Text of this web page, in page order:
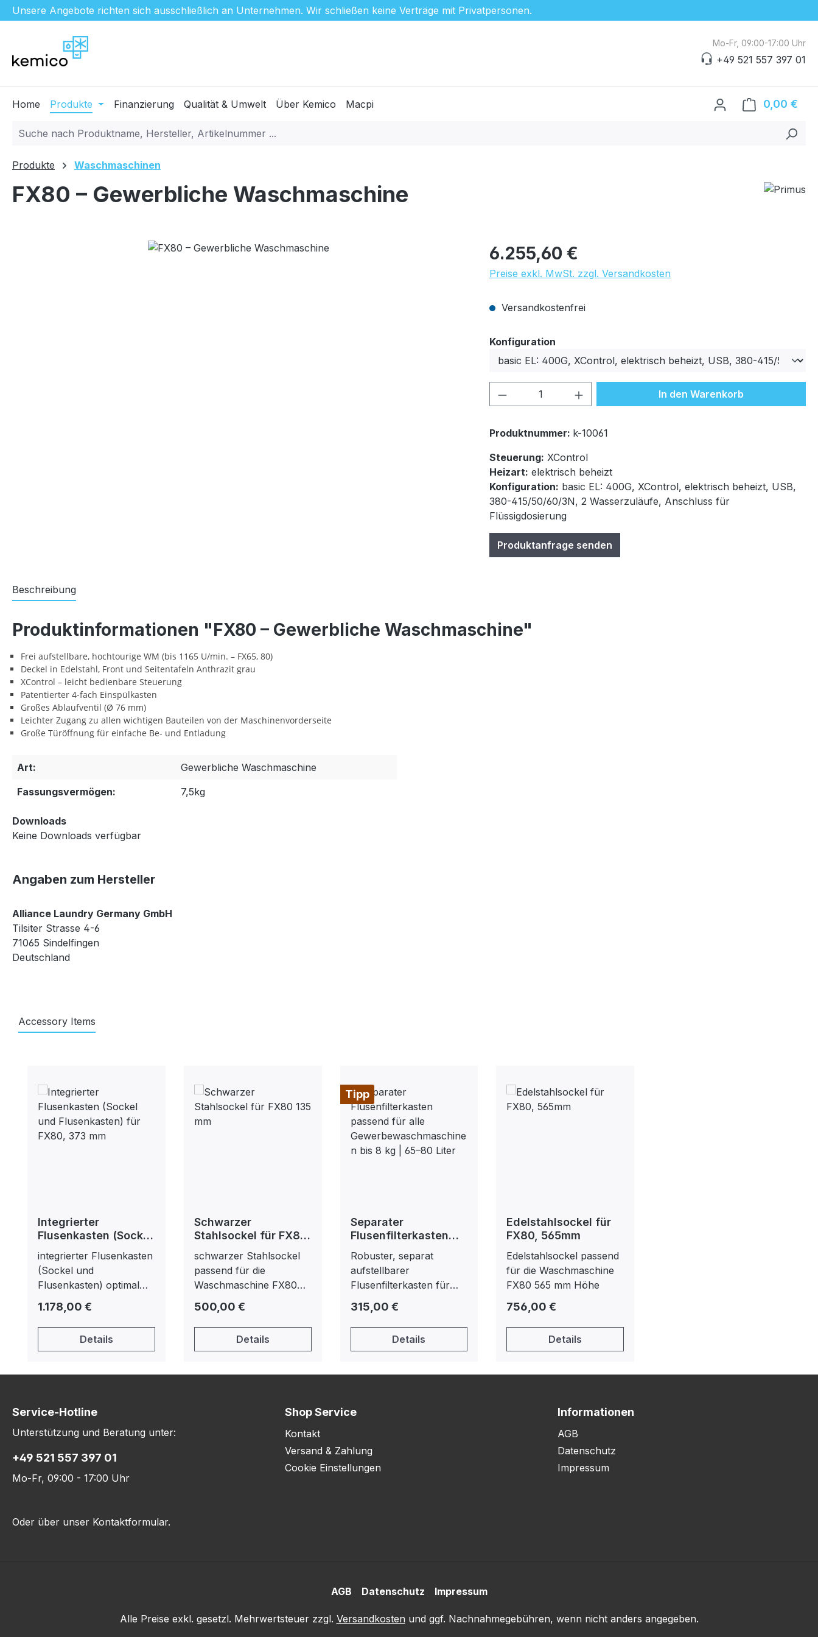
Unsere Angebote richten sich ausschließlich an Unternehmen. Wir schließen keine Verträge mit Privatpersonen.
Hauptinhalt springen
Zur Suche springen
Zur Hauptnavigation springen
Mo-Fr, 09:00-17:00 Uhr
+49 521 557 397 01
Home Produkte Finanzierung Qualität & Umwelt Über Kemico Macpi 0,00 €
Produkte Waschmaschinen
FX80 – Gewerbliche Waschmaschine
Regulärer Preis:
6.255,60 €
Preise exkl. MwSt. zzgl. Versandkosten
Versandkostenfrei
Konfiguration
Produkt Anzahl: Gib den gewünschten Wert
In den Warenkorb
Produktnummer: k-10061
Steuerung: XControl
Heizart: elektrisch beheizt
Konfiguration: basic EL: 400G, XControl, elektrisch beheizt, USB,
380-415/50/60/3N, 2 Wasserzuläufe, Anschluss für
Flüssigdosierung
Produktanfrage senden
Beschreibung
Produktinformationen "FX80 – Gewerbliche Waschmaschine"
Frei aufstellbare, hochtourige WM (bis 1165 U/min. – FX65, 80)
Deckel in Edelstahl, Front und Seitentafeln Anthrazit grau
XControl – leicht bedienbare Steuerung
Patentierter 4-fach Einspülkasten
Großes Ablaufventil (Ø 76 mm)
Leichter Zugang zu allen wichtigen Bauteilen von der Maschinenvorderseite
Große Türöffnung für einfache Be- und Entladung
Art:
Gewerbliche Waschmaschine
Fassungsvermögen:
7,5kg
Downloads
Keine Downloads verfügbar
Angaben zum Hersteller
Alliance Laundry Germany GmbH
Tilsiter Strasse 4-6
71065 Sindelfingen
Deutschland
Accessory Items
Integrierter
Flusenkasten (Sockel
für FX80, 373 mm
integrierter Flusenkasten
(Sockel und
Flusenkasten) optimal
mm Höhe
Regulärer Preis:
1.178,00 €
Details
Schwarzer
Stahlsockel für FX80
schwarzer Stahlsockel
passend für die
Waschmaschine FX80
Regulärer Preis:
500,00 €
Details
Tipp
Separater
Flusenfilterkasten
Gewerbewaschmasc
hinen bis 8 kg | 65–
80 Liter
Robuster, separat
aufstellbarer
Flusenfilterkasten für
Wäschereibetrieb. Er
fängt Flusen und grobe
Rückstände aus dem
zuverlässig auf und
Verstopfung – ideal für
Pflegeeinrichtungen und
Betriebe mit hohem
Waschaufkommen.
Einfache Reinigung und
Für alle
Regulärer Preis:
315,00 €
Details
Edelstahlsockel für
FX80, 565mm
Edelstahlsockel passend
für die Waschmaschine
FX80 565 mm Höhe
Regulärer Preis:
756,00 €
Details
Service-Hotline
Unterstützung und Beratung unter:
+49 521 557 397 01
Mo-Fr, 09:00 - 17:00 Uhr
Oder über unser Kontaktformular.
Shop Service
Kontakt
Versand & Zahlung
Cookie Einstellungen
Informationen
AGB
Datenschutz
Impressum
AGB Datenschutz Impressum
Alle Preise exkl. gesetzl. Mehrwertsteuer zzgl. Versandkosten und ggf. Nachnahmegebühren, wenn nicht anders angegeben.